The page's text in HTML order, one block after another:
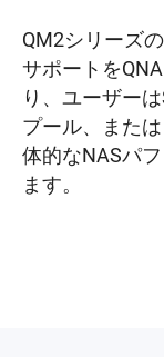
QM2シリーズ
サポートを
り、ユーザー
プール、また
体的なNASパ
ます。